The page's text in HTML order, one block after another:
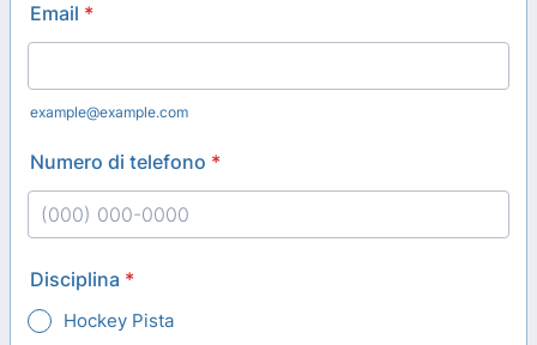
Email *
example@example.com
Numero di telefono *
Disciplina *
Hockey Pista